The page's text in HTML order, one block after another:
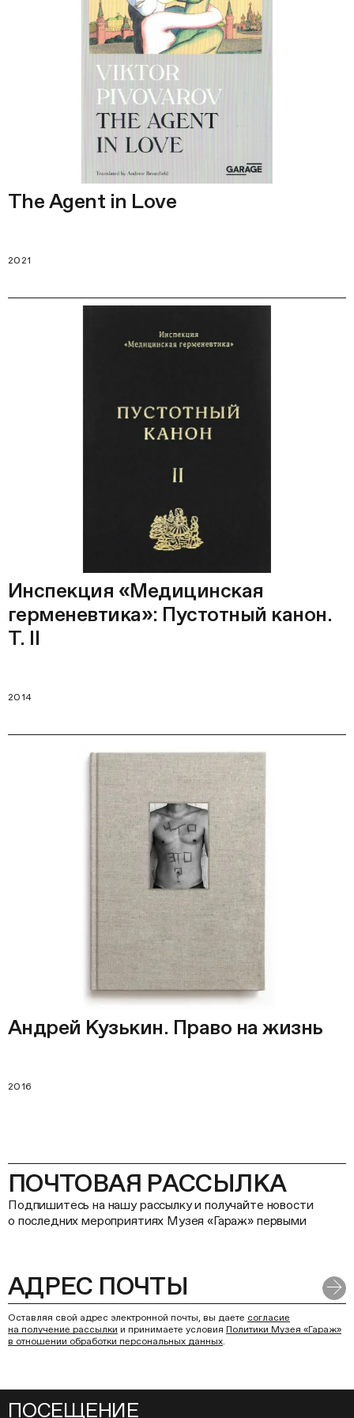
The Agent in Love
2021
Инспекция «Медицинская
герменевтика»: Пустотный канон.
Т. II
2014
Андрей Кузькин. Право на жизнь
2016
ПОЧТОВАЯ РАССЫЛКА
Подпишитесь на нашу рассылку и получайте новости
о последних мероприятиях Музея «Гараж» первыми
Оставляя свой адрес электронной почты, вы даете согласие
на получение рассылки и принимаете условия Политики Музея «Гараж»
в отношении обработки персональных данных.
ПОСЕЩЕНИЕ